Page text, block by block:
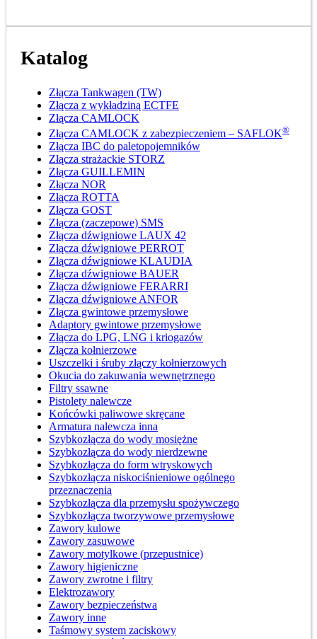
Katalog
Złącza Tankwagen (TW)
Złącza z wykładziną ECTFE
Złącza CAMLOCK
Złącza CAMLOCK z zabezpieczeniem – SAFLOK®
Złącza IBC do paletopojemników
Złącza strażackie STORZ
Złącza GUILLEMIN
Złącza NOR
Złącza ROTTA
Złącza GOST
Złącza (zaczepowe) SMS
Złącza dźwigniowe LAUX 42
Złącza dźwigniowe PERROT
Złącza dźwigniowe KLAUDIA
Złącza dźwigniowe BAUER
Złącza dźwigniowe FERARRI
Złącza dźwigniowe ANFOR
Złącza gwintowe przemysłowe
Adaptory gwintowe przemysłowe
Złącza do LPG, LNG i kriogazów
Złącza kołnierzowe
Uszczelki i śruby złączy kołnierzowych
Okucia do zakuwania wewnętrznego
Filtry ssawne
Pistolety nalewcze
Końcówki paliwowe skręcane
Armatura nalewcza inna
Szybkozłącza do wody mosiężne
Szybkozłącza do wody nierdzewne
Szybkozłącza do form wtryskowych
Szybkozłącza niskociśnieniowe ogólnego
przeznaczenia
Szybkozłącza dla przemysłu spożywczego
Szybkozłącza tworzywowe przemysłowe
Zawory kulowe
Zawory zasuwowe
Zawory motylkowe (przepustnice)
Zawory higieniczne
Zawory zwrotne i filtry
Elektrozawory
Zawory bezpieczeństwa
Zawory inne
Taśmowy system zaciskowy